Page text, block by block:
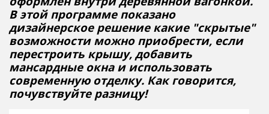
В этой программе показано
дизайнерское решение какие "скрытые"
возможности можно приобрести, если
перестроить крышу, добавить
мансардные окна и использовать
современную отделку. Как говорится,
почувствуйте разницу!